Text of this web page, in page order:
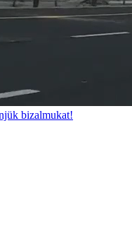
bizalmukat!